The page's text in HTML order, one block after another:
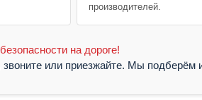
производителей.
на дороге!
звоните или приезжайте. Мы